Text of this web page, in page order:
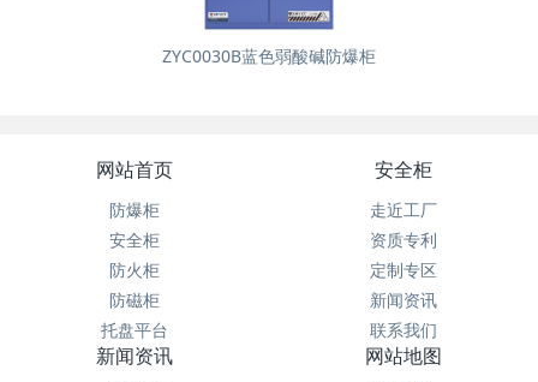
ZYC0030B蓝色弱酸碱防爆柜
网站首页
防爆柜
安全柜
防火柜
防磁柜
托盘平台
安全柜
走近工厂
资质专利
定制专区
新闻资讯
联系我们
新闻资讯 网站地图